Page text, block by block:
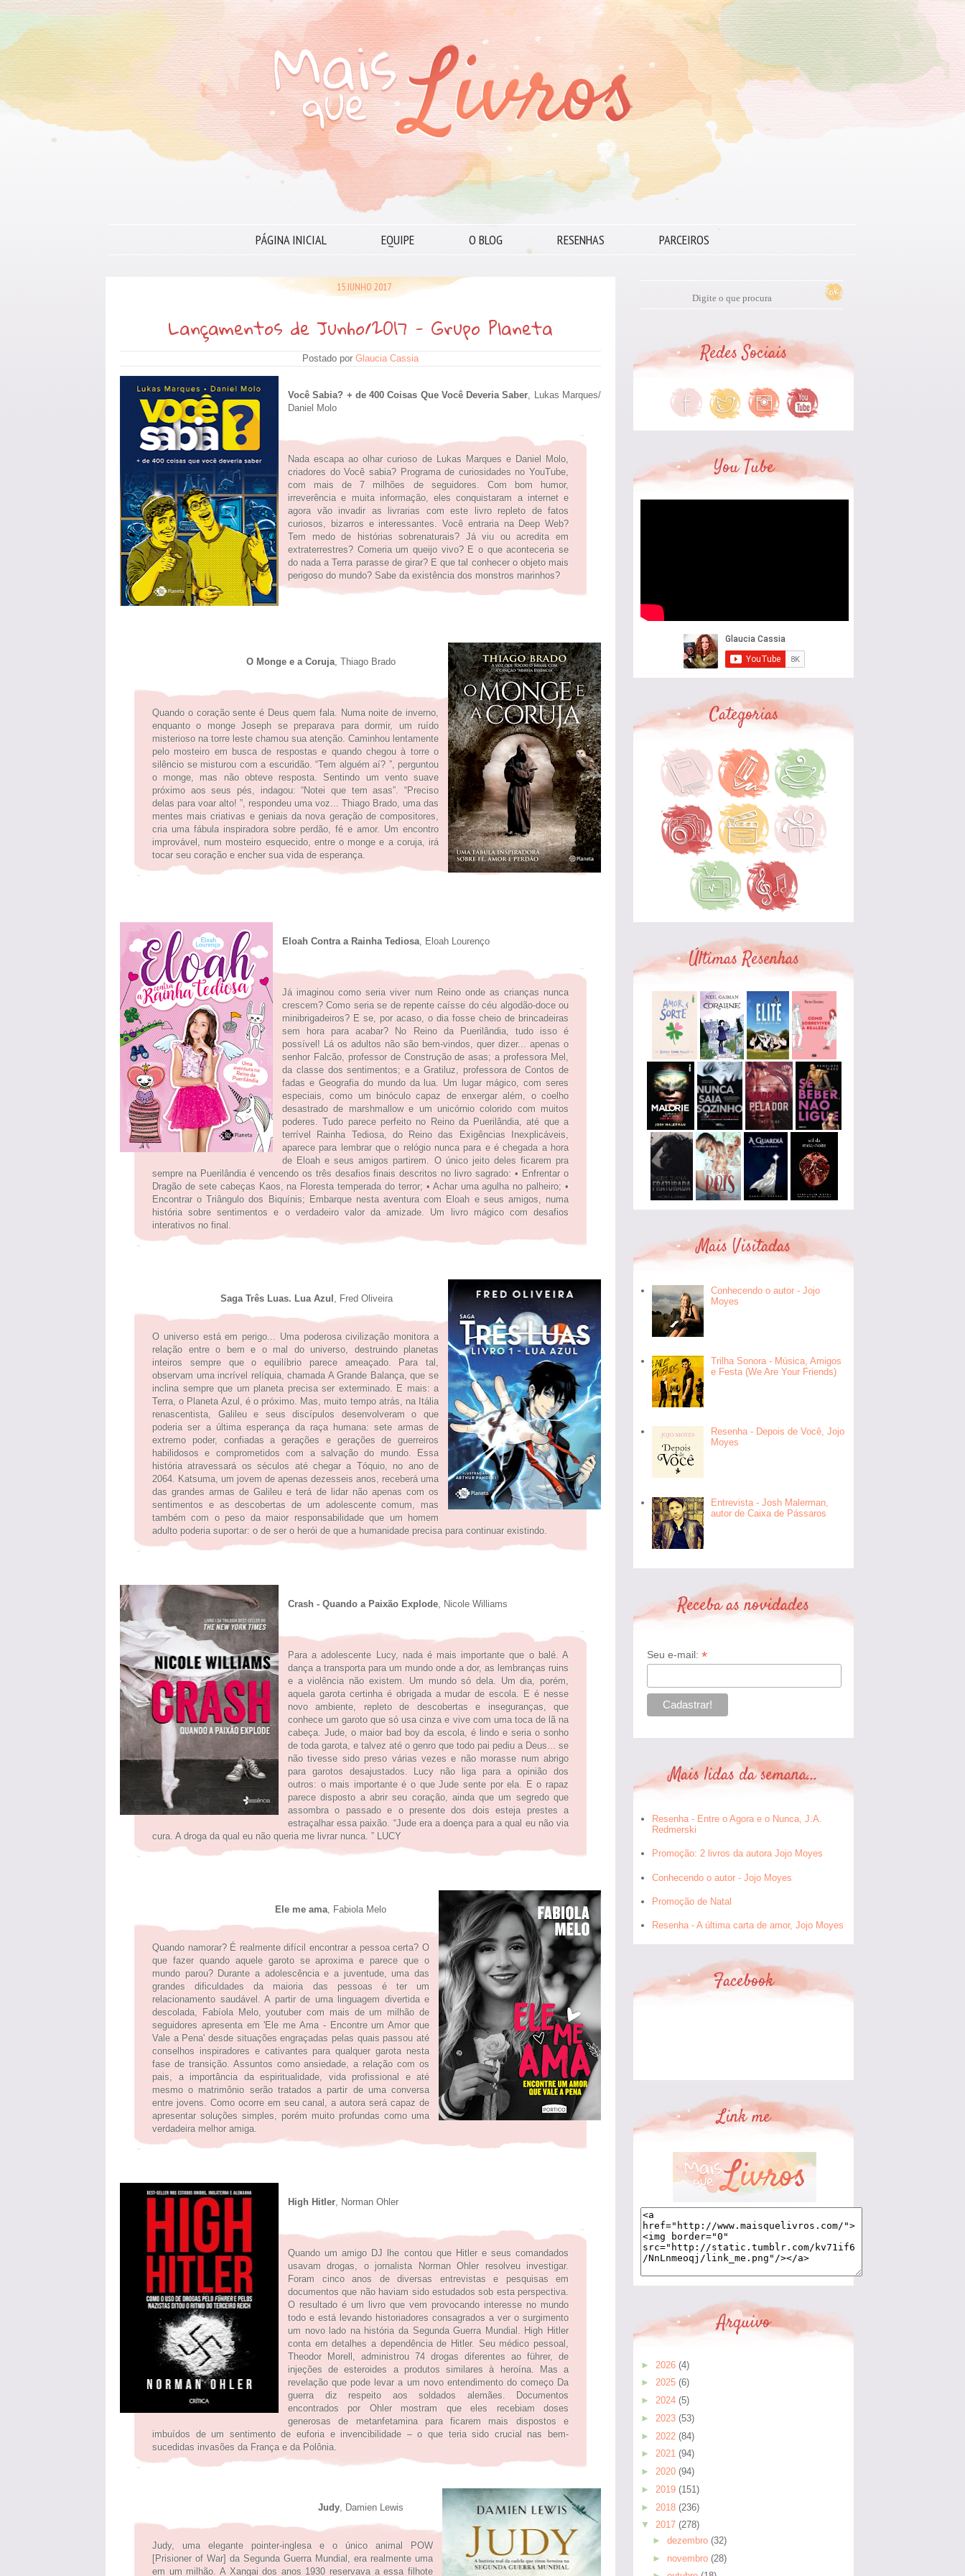
PÁGINA INICIAL EQUIPE O BLOG RESENHAS PARCEIROS
15 JUNHO 2017
Lançamentos de Junho/2017 - Grupo Planeta
Postado por Glaucia Cassia
Você Sabia? + de 400 Coisas Que Você Deveria Saber, Lukas Marques/
Daniel Molo
Nada escapa ao olhar curioso de Lukas Marques e Daniel Molo,
criadores do Você sabia? Programa de curiosidades no YouTube,
com mais de 7 milhões de seguidores. Com bom humor,
irreverência e muita informação, eles conquistaram a internet e
agora vão invadir as livrarias com este livro repleto de fatos
curiosos, bizarros e interessantes. Você entraria na Deep Web?
Tem medo de histórias sobrenaturais? Já viu ou acredita em
extraterrestres? Comeria um queijo vivo? E o que aconteceria se
do nada a Terra parasse de girar? E que tal conhecer o objeto mais
perigoso do mundo? Sabe da existência dos monstros marinhos?
O Monge e a Coruja, Thiago Brado
Quando o coração sente é Deus quem fala. Numa noite de inverno,
enquanto o monge Joseph se preparava para dormir, um ruído
misterioso na torre leste chamou sua atenção. Caminhou lentamente
pelo mosteiro em busca de respostas e quando chegou à torre o
silêncio se misturou com a escuridão. “Tem alguém aí? ”, perguntou
o monge, mas não obteve resposta. Sentindo um vento suave
próximo aos seus pés, indagou: “Notei que tem asas”. “Preciso
delas para voar alto! ”, respondeu uma voz... Thiago Brado, uma das
mentes mais criativas e geniais da nova geração de compositores,
cria uma fábula inspiradora sobre perdão, fé e amor. Um encontro
improvável, num mosteiro esquecido, entre o monge e a coruja, irá
tocar seu coração e encher sua vida de esperança.
Eloah Contra a Rainha Tediosa, Eloah Lourenço
Já imaginou como seria viver num Reino onde as crianças nunca
crescem? Como seria se de repente caísse do céu algodão-doce ou
minibrigadeiros? E se, por acaso, o dia fosse cheio de brincadeiras
sem hora para acabar? No Reino da Puerilândia, tudo isso é
possível! Lá os adultos não são bem-vindos, quer dizer... apenas o
senhor Falcão, professor de Construção de asas; a professora Mel,
da classe dos sentimentos; e a Gratiluz, professora de Contos de
fadas e Geografia do mundo da lua. Um lugar mágico, com seres
especiais, como um binóculo capaz de enxergar além, o coelho
desastrado de marshmallow e um unicórnio colorido com muitos
poderes. Tudo parece perfeito no Reino da Puerilândia, até que a
terrível Rainha Tediosa, do Reino das Exigências Inexplicáveis,
aparece para lembrar que o relógio nunca para e é chegada a hora
de Eloah e seus amigos partirem. O único jeito deles ficarem pra
sempre na Puerilândia é vencendo os três desafios finais descritos no livro sagrado: • Enfrentar o
Dragão de sete cabeças Kaos, na Floresta temperada do terror; • Achar uma agulha no palheiro; •
Encontrar o Triângulo dos Biquínis; Embarque nesta aventura com Eloah e seus amigos, numa
história sobre sentimentos e o verdadeiro valor da amizade. Um livro mágico com desafios
interativos no final.
Saga Três Luas. Lua Azul , Fred Oliveira
O universo está em perigo... Uma poderosa civilização monitora a
relação entre o bem e o mal do universo, destruindo planetas
inteiros sempre que o equilíbrio parece ameaçado. Para tal,
observam uma incrível relíquia, chamada A Grande Balança, que se
inclina sempre que um planeta precisa ser exterminado. E mais: a
Terra, o Planeta Azul, é o próximo. Mas, muito tempo atrás, na Itália
renascentista, Galileu e seus discípulos desenvolveram o que
poderia ser a última esperança da raça humana: sete armas de
extremo poder, confiadas a gerações e gerações de guerreiros
habilidosos e comprometidos com a salvação do mundo. Essa
história atravessará os séculos até chegar a Tóquio, no ano de
2064. Katsuma, um jovem de apenas dezesseis anos, receberá uma
das grandes armas de Galileu e terá de lidar não apenas com os
sentimentos e as descobertas de um adolescente comum, mas
também com o peso da maior responsabilidade que um homem
adulto poderia suportar: o de ser o herói de que a humanidade precisa para continuar existindo.
Crash - Quando a Paixão Explode, Nicole Williams
Para a adolescente Lucy, nada é mais importante que o balé. A
dança a transporta para um mundo onde a dor, as lembranças ruins
e a violência não existem. Um mundo só dela. Um dia, porém,
aquela garota certinha é obrigada a mudar de escola. E é nesse
novo ambiente, repleto de descobertas e inseguranças, que
conhece um garoto que só usa cinza e vive com uma toca de lã na
cabeça. Jude, o maior bad boy da escola, é lindo e seria o sonho
de toda garota, e talvez até o genro que todo pai pediu a Deus... se
não tivesse sido preso várias vezes e não morasse num abrigo
para garotos desajustados. Lucy não liga para a opinião dos
outros: o mais importante é o que Jude sente por ela. E o rapaz
parece disposto a abrir seu coração, ainda que um segredo que
assombra o passado e o presente dos dois esteja prestes a
estraçalhar essa paixão. “Jude era a doença para a qual eu não via
cura. A droga da qual eu não queria me livrar nunca. ” LUCY
Ele me ama, Fabiola Melo
Quando namorar? É realmente difícil encontrar a pessoa certa? O
que fazer quando aquele garoto se aproxima e parece que o
mundo parou? Durante a adolescência e a juventude, uma das
grandes dificuldades da maioria das pessoas é ter um
relacionamento saudável. A partir de uma linguagem divertida e
descolada, Fabíola Melo, youtuber com mais de um milhão de
seguidores apresenta em 'Ele me Ama - Encontre um Amor que
Vale a Pena' desde situações engraçadas pelas quais passou até
conselhos inspiradores e cativantes para qualquer garota nesta
fase de transição. Assuntos como ansiedade, a relação com os
pais, a importância da espiritualidade, vida profissional e até
mesmo o matrimônio serão tratados a partir de uma conversa
entre jovens. Como ocorre em seu canal, a autora será capaz de
apresentar soluções simples, porém muito profundas como uma
verdadeira melhor amiga.
High Hitler, Norman Ohler
Quando um amigo DJ lhe contou que Hitler e seus comandados
usavam drogas, o jornalista Norman Ohler resolveu investigar.
Foram cinco anos de diversas entrevistas e pesquisas em
documentos que não haviam sido estudados sob esta perspectiva.
O resultado é um livro que vem provocando interesse no mundo
todo e está levando historiadores consagrados a ver o surgimento
um novo lado na história da Segunda Guerra Mundial. High Hitler
conta em detalhes a dependência de Hitler. Seu médico pessoal,
Theodor Morell, administrou 74 drogas diferentes ao führer, de
injeções de esteroides a produtos similares à heroína. Mas a
revelação que pode levar a um novo entendimento do começo Da
guerra diz respeito aos soldados alemães. Documentos
encontrados por Ohler mostram que eles recebiam doses
generosas de metanfetamina para ficarem mais dispostos e
imbuídos de um sentimento de euforia e invencibilidade – o que teria sido crucial nas bem-
sucedidas invasões da França e da Polônia.
Judy, Damien Lewis
Judy, uma elegante pointer-inglesa e o único animal POW
[Prisioner of War] da Segunda Guerra Mundial, era realmente uma
em um milhão. A Xangai dos anos 1930 reservava a essa filhote
Redes Sociais
You Tube
Categorias
Últimas Resenhas
Mais Visitadas
Conhecendo o autor - Jojo
Moyes
Trilha Sonora - Música, Amigos
e Festa (We Are Your Friends)
Resenha - Depois de Você, Jojo
Moyes
Entrevista - Josh Malerman,
autor de Caixa de Pássaros
Receba as novidades
Seu e-mail: *
Mais lidas da semana...
Resenha - Entre o Agora e o Nunca, J.A.
Redmerski
Promoção: 2 livros da autora Jojo Moyes
Conhecendo o autor - Jojo Moyes
Promoção de Natal
Resenha - A última carta de amor, Jojo Moyes
Facebook
Link me
Arquivo
► 2026 (4)
► 2025 (6)
► 2024 (5)
► 2023 (53)
► 2022 (84)
► 2021 (94)
► 2020 (94)
► 2019 (151)
► 2018 (236)
▼
2017 (278)
► dezembro (32)
► novembro (28)